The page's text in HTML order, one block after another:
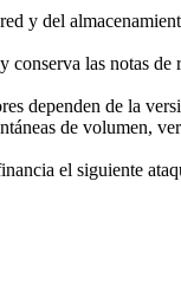
y del
las notas
dependen de la
de volumen,
el siguiente